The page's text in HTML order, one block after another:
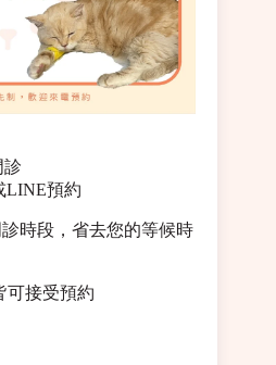
診
LINE預約
時段，省去您的等候時
可接受預約